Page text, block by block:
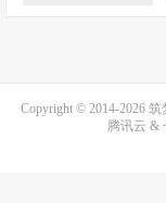
Copyright © 2014-2026 筑
腾讯云 &